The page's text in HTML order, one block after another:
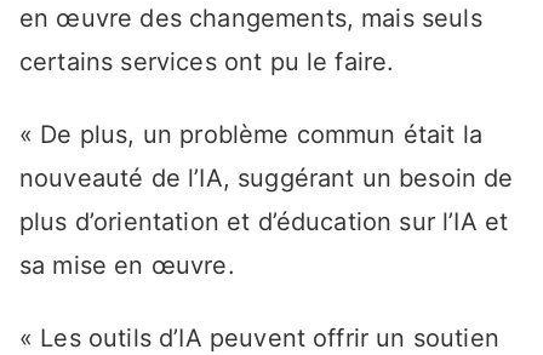
en œuvre des changements, mais seuls
certains services ont pu le faire.
« De plus, un problème commun était la
nouveauté de l’IA, suggérant un besoin de
plus d’orientation et d’éducation sur l’IA et
sa mise en œuvre.
« Les outils d’IA peuvent offrir un soutien